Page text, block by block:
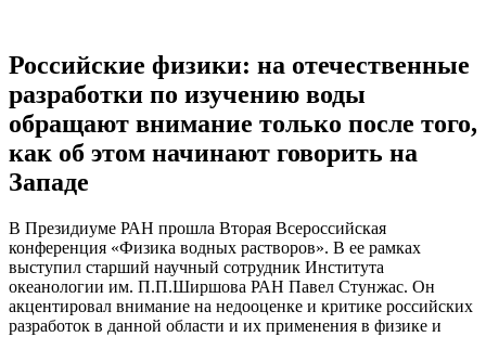
Российские физики: на отечественные
разработки по изучению воды
обращают внимание только после того,
как об этом начинают говорить на
Западе
В Президиуме РАН прошла Вторая Всероссийская
конференция «Физика водных растворов». В ее рамках
выступил старший научный сотрудник Института
океанологии им. П.П.Ширшова РАН Павел Стунжас. Он
акцентировал внимание на недооценке и критике российских
разработок в данной области и их применения в физике и